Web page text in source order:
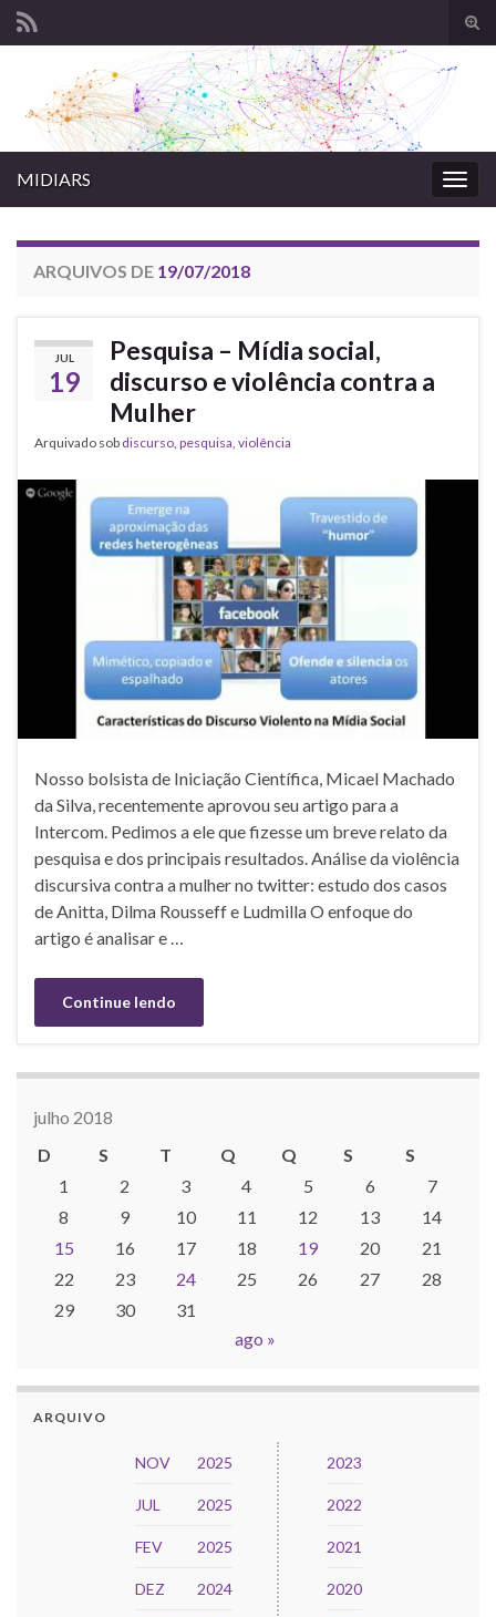
Search for:
MIDIARS
ARQUIVOS DE 19/07/2018
JUL
19
Pesquisa – Mídia social,
discurso e violência contra a
Mulher
Arquivado sob discurso pesquisa violência
Nosso bolsista de Iniciação Científica, Micael Machado
da Silva, recentemente aprovou seu artigo para a
Intercom. Pedimos a ele que fizesse um breve relato da
pesquisa e dos principais resultados. Análise da violência
discursiva contra a mulher no twitter: estudo dos casos
de Anitta, Dilma Rousseff e Ludmilla O enfoque do
artigo é analisar e …
Continue lendo
julho 2018
D
S T Q Q S
S
1
2 3 4 5 6
7
8
9 10 11 12 13
14
15
16 17 18 19 20
21
22
23 24 25 26 27
28
29
30
31
ago »
ARQUIVO
NOV 2025
JUL 2025
FEV 2025
DEZ 2024
2023
2022
2021
2020